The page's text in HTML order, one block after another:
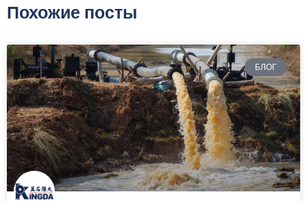
Похожие посты
БЛОГ